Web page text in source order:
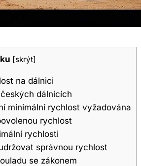
[skrýt]
na dálnici
dálnicích
minimální rychlost vyžadována
rychlost
rychlosti
správnou rychlost
se zákonem